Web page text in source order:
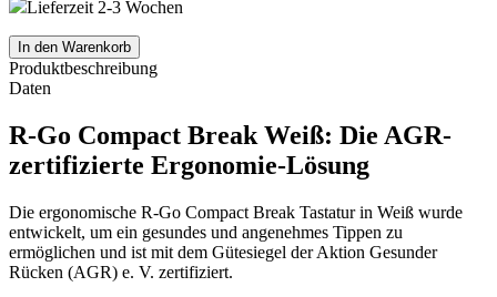
Lieferzeit 2-3 Wochen
In den Warenkorb
Produktbeschreibung
Daten
R-Go Compact Break Weiß: Die AGR-
zertifizierte Ergonomie-Lösung
Die ergonomische R-Go Compact Break Tastatur in Weiß wurde
entwickelt, um ein gesundes und angenehmes Tippen zu
ermöglichen und ist mit dem Gütesiegel der Aktion Gesunder
Rücken (AGR) e. V. zertifiziert.